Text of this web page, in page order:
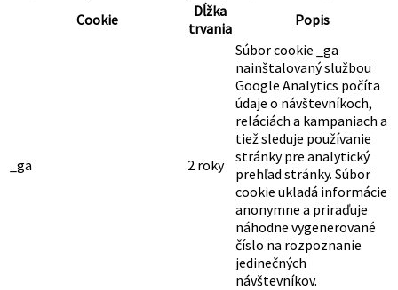
Cookie
Dĺžka
trvania
Popis
_ga 2 roky
Súbor cookie _ga
nainštalovaný službou
Google Analytics počíta
údaje o návštevníkoch,
reláciách a kampaniach a
tiež sleduje používanie
stránky pre analytický
prehľad stránky. Súbor
cookie ukladá informácie
anonymne a priraďuje
náhodne vygenerované
číslo na rozpoznanie
jedinečných
návštevníkov.